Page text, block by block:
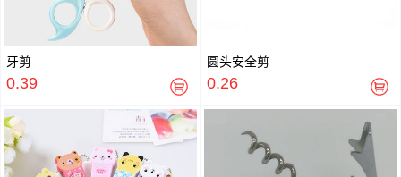
牙剪
0.39
圆头安全剪
0.26